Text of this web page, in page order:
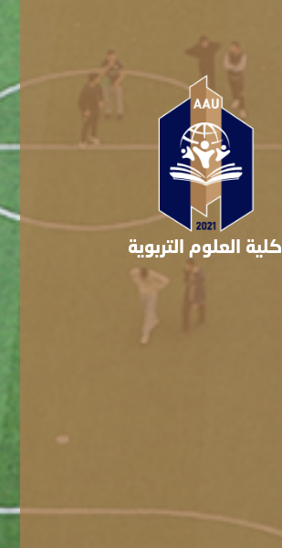
كلية العلوم التربوية